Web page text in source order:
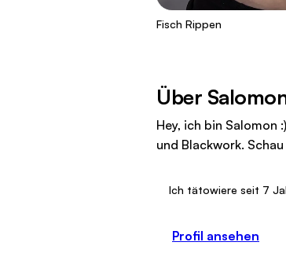
Fisch Rippen
Über
Hey, ich bin
und Blackwork.
Ich tätowiere seit 7
Profil ansehen